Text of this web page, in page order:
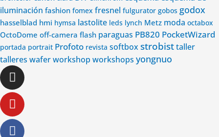
iluminación fashion fomex fresnel fulgurator gobos godox
hasselblad hmi hymsa lastolite leds lynch Metz moda octabox
OctoDome off-camera flash paraguas PB820 PocketWizard
portada portrait Profoto revista softbox strobisttaller
talleres waferworkshop workshops yongnuo
Instagram
Youtube
Facebook-
f
Linkedin-
in